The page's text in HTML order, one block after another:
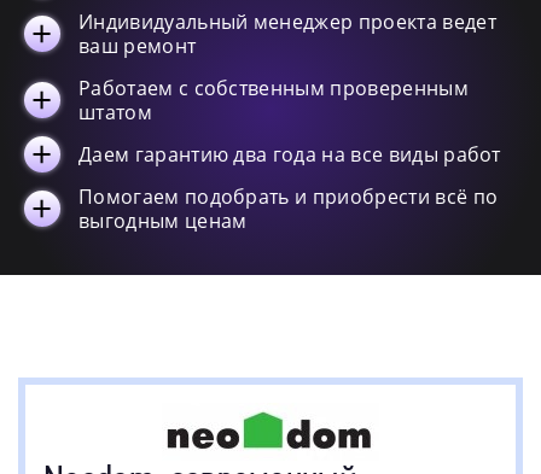
Belvedere 8
Onix One 8
Sale 4
Ottanta
Индивидуальный менеджер проекта ведет
ваш ремонт
Работаем с собственным проверенным
штатом
Даем гарантию два года на все виды работ
Помогаем подобрать и приобрести всё по
выгодным ценам